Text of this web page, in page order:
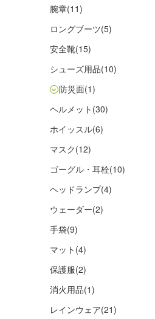
腕章(11)
ロングブーツ(5)
安全靴(15)
シューズ用品(10)
防災面(1)
ヘルメット (30)
ホイッスル(6)
マスク(12)
ゴーグル・耳栓(10)
ヘッドランプ(4)
ウェーダー(2)
手袋(9)
マット (4)
保護服(2)
消火用品(1)
レインウェア(21)